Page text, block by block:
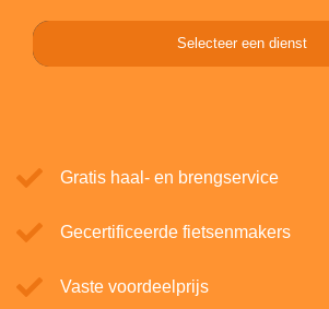
Selecteer een dienst
Gratis haal- en brengservice
Gecertificeerde fietsenmakers
Vaste voordeelprijs